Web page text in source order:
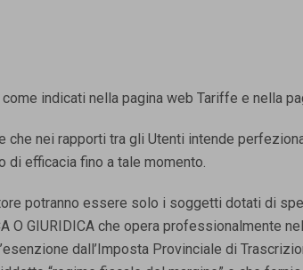
indicati nella pagina web Tariffe e nella
che nei rapporti tra gli Utenti intende
di efficacia fino a tale momento.
potranno essere solo i soggetti dotati di
O GIURIDICA che opera professionalmente
dall’Imposta Provinciale di